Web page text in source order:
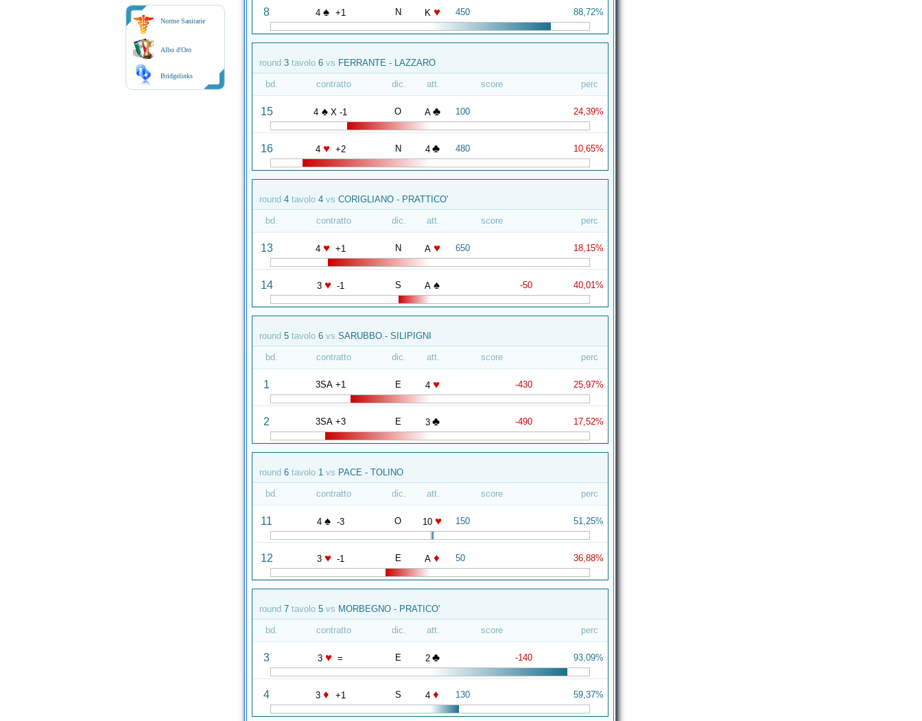
Norme Sanitarie
Albo d'Oro
Bridgelinks
8 4 ♠ +1 N K ♥ 450 88,72%
round 3 tavolo 6 vs FERRANTE - LAZZARO
bd. contratto dic. att. score perc
15 4 ♠ X -1 O A ♣ 100 24,39%
16 4 ♥ +2 N 4 ♣ 480 10,65%
round 4 tavolo 4 vs CORIGLIANO - PRATTICO'
bd. contratto dic. att. score perc
13 4 ♥ +1 N A ♥ 650 18,15%
14 3 ♥ -1 S A ♠ -50 40,01%
round 5 tavolo 6 vs SARUBBO - SILIPIGNI
bd. contratto dic. att. score perc
1 3SA +1 E 4 ♥ -430 25,97%
2 3SA +3 E 3 ♣ -490 17,52%
round 6 tavolo 1 vs PACE - TOLINO
bd. contratto dic. att. score perc
11 4 ♠ -3 O 10 ♥ 150 51,25%
12 3 ♥ -1 E A ♦ 50 36,88%
round 7 tavolo 5 vs MORBEGNO - PRATICO'
bd. contratto dic. att. score perc
3 3 ♥ = E 2 ♣ -140 93,09%
4 3 ♦ +1 S 4 ♦ 130 59,37%